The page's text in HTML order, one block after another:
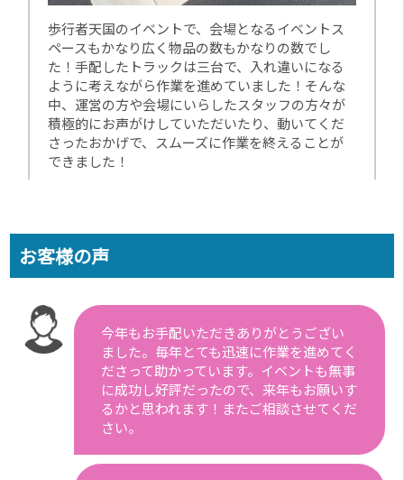
歩行者天国のイベントで、会場となるイベントス
ペースもかなり広く物品の数もかなりの数でし
た！手配したトラックは三台で、入れ違いになる
ように考えながら作業を進めていました！そんな
中、運営の方や会場にいらしたスタッフの方々が
積極的にお声がけしていただいたり、動いてくだ
さったおかげで、スムーズに作業を終えることが
できました！
お客様の声
今年もお手配いただきありがとうござい
ました。毎年とても迅速に作業を進めてく
ださって助かっています。イベントも無事
に成功し好評だったので、来年もお願いす
るかと思われます！またご相談させてくだ
さい。